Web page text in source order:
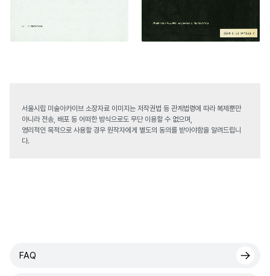
서울시립 미술아카이브 소장자료 이미지는 저작권법 등 관계법령에 따라 복제뿐만
아니라 전송, 배포 등 어떠한 방식으로도 무단 이용할 수 없으며,
영리적인 목적으로 사용할 경우 원작자에게 별도의 동의를 받아야함을 알려드립니
다.
FAQ